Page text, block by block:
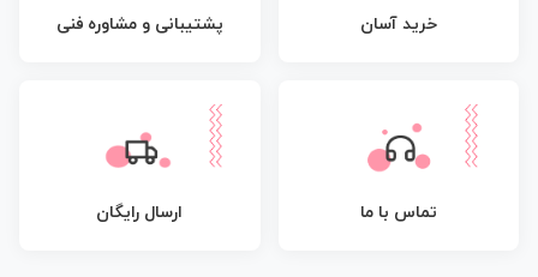
خرید آسان پشتیبانی و مشاوره فنی
تماس با ما ارسال رایگان